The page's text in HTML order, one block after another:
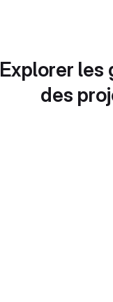
Explorer les
des